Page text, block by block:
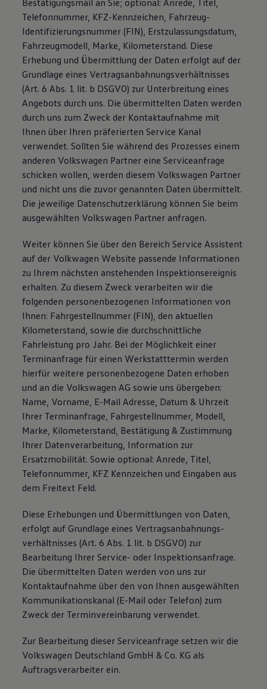
Bestätigungsmail an Sie; optional: Anrede, Titel,
Telefonnummer, KFZ-Kennzeichen, Fahrzeug-
Identifizierungsnummer (FIN), Erstzulassungsdatum,
Fahrzeugmodell, Marke, Kilometerstand. Diese
Erhebung und Übermittlung der Daten erfolgt auf der
Grundlage eines Vertragsanbahnungsverhältnisses
(Art. 6 Abs. 1 lit. b DSGVO) zur Unterbreitung eines
Angebots durch uns. Die übermittelten Daten werden
durch uns zum Zweck der Kontaktaufnahme mit
Ihnen über Ihren präferierten Service Kanal
verwendet. Sollten Sie während des Prozesses einem
anderen Volkswagen Partner eine Serviceanfrage
schicken wollen, werden diesem Volkswagen Partner
und nicht uns die zuvor genannten Daten übermittelt.
Die jeweilige Datenschutzerklärung können Sie beim
ausgewählten Volkswagen Partner anfragen.
Weiter können Sie über den Bereich Service Assistent
auf der Volkwagen Website passende Informationen
zu Ihrem nächsten anstehenden Inspektionsereignis
erhalten. Zu diesem Zweck verarbeiten wir die
folgenden personenbezogenen Informationen von
Ihnen: Fahrgestellnummer (FIN), den aktuellen
Kilometerstand, sowie die durchschnittliche
Fahrleistung pro Jahr. Bei der Möglichkeit einer
Terminanfrage für einen Werkstatttermin werden
hierfür weitere personenbezogene Daten erhoben
und an die Volkswagen AG sowie uns übergeben:
Name, Vorname, E-Mail Adresse, Datum & Uhrzeit
Ihrer Terminanfrage, Fahrgestellnummer, Modell,
Marke, Kilometerstand, Bestätigung & Zustimmung
Ihrer Datenverarbeitung, Information zur
Ersatzmobilität. Sowie optional: Anrede, Titel,
Telefonnummer, KFZ Kennzeichen und Eingaben aus
dem Freitext Feld.
Diese Erhebungen und Übermittlungen von Daten,
erfolgt auf Grundlage eines Vertragsanbahnungs­
verhältnisses (Art. 6 Abs. 1 lit. b DSGVO) zur
Bearbeitung Ihrer Service- oder Inspektionsanfrage.
Die übermittelten Daten werden von uns zur
Kontaktaufnahme über den von Ihnen ausgewählten
Kommunikationskanal (E-Mail oder Telefon) zum
Zweck der Terminvereinbarung verwendet.
Zur Bearbeitung dieser Serviceanfrage setzen wir die
Volkswagen Deutschland GmbH & Co. KG als
Auftragsverarbeiter ein.